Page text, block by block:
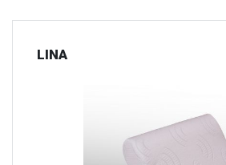
LINA